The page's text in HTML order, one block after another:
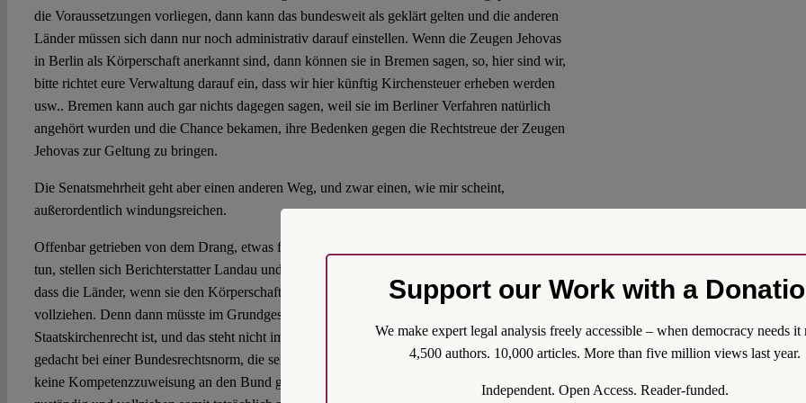
die Voraussetzungen vorliegen, dann kann das bundesweit als geklärt gelten und die anderen
Länder müssen sich dann nur noch administrativ darauf einstellen. Wenn die Zeugen Jehovas
in Berlin als Körperschaft anerkannt sind, dann können sie in Bremen sagen, so, hier sind wir,
bitte richtet eure Verwaltung darauf ein, dass wir hier künftig Kirchensteuer erheben werden
usw.. Bremen kann auch gar nichts dagegen sagen, weil sie im Berliner Verfahren natürlich
angehört wurden und die Chance bekamen, ihre Bedenken gegen die Rechtstreue der Zeugen
Jehovas zur Geltung zu bringen.
Die Senatsmehrheit geht aber einen anderen Weg, und zwar einen, wie mir scheint,
außerordentlich windungsreichen.
Offenbar getrieben von dem Drang, etwas für die politische Eigenständigkeit der Länder zu
tun, stellen sich Berichterstatter Landau und vier weitere Senatsmitglieder auf den Standpunkt,
dass die Länder, wenn sie den Körperschaftsstatus verleihen, mitnichten bloß Bundesrecht
vollziehen. Denn dann müsste im Grundgesetz stehen, dass der Bund zuständig für das
Staatskirchenrecht ist, und das steht nicht im Grundgesetz. (Das scheint mir ziemlich zirkulär
gedacht bei einer Bundesrechtsnorm, die selbst bereits im Grundgesetz steht…) Wenn es aber
keine Kompetenzzuweisung an den Bund gibt, dann sind nach Art. 30 GG die Länder
Support our Work with a
We make expert legal analysis freely accessible – when democracy needs it
4,500 authors. 10,000 articles. More than five million views last year.
Independent. Open Access. Reader-funded.